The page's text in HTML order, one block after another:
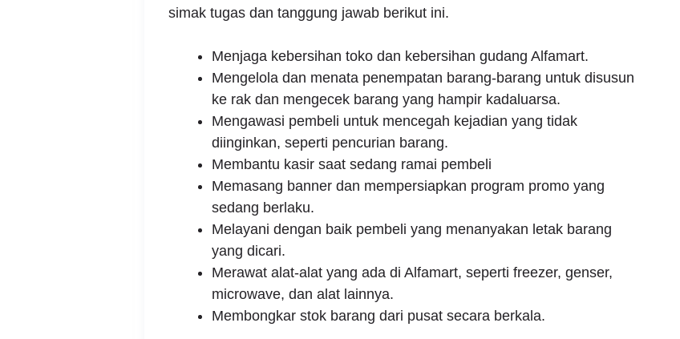
simak tugas dan tanggung jawab berikut ini.
Menjaga kebersihan toko dan kebersihan gudang Alfamart.
Mengelola dan menata penempatan barang-barang untuk disusun
ke rak dan mengecek barang yang hampir kadaluarsa.
Mengawasi pembeli untuk mencegah kejadian yang tidak
diinginkan, seperti pencurian barang.
Membantu kasir saat sedang ramai pembeli
Memasang banner dan mempersiapkan program promo yang
sedang berlaku.
Melayani dengan baik pembeli yang menanyakan letak barang
yang dicari.
Merawat alat-alat yang ada di Alfamart, seperti freezer, genser,
microwave, dan alat lainnya.
Membongkar stok barang dari pusat secara berkala.